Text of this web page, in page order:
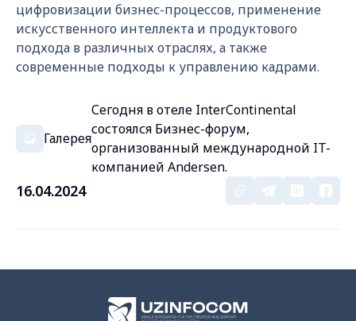
цифровизации бизнес-процессов, применение
искусственного интеллекта и продуктового
подхода в различных отраслях, а также
современные подходы к управлению кадрами.
Галерея
Сегодня в отеле InterContinental
состоялся Бизнес-форум,
организованный международной IT-
компанией Andersen.
16.04.2024